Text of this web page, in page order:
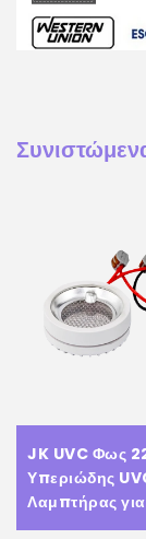
JK UVC Φως
Υπεριώδης
Λαμπτήρας για
Απολύμανση